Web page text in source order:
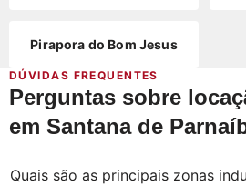
Pirapora do Bom Jesus
DÚVIDAS FREQUENTES
Perguntas sobre
em Santana de
Quais são as principais zonas